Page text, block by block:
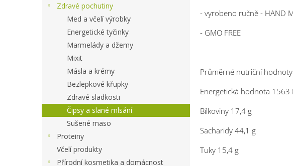
Zdravé pochutiny
Med a včelí výrobky
Energetické tyčinky
Marmelády a džemy
Mixit
Másla a krémy
Bezlepkové křupky
Zdravé sladkosti
Čipsy a slané mlsání
Sušené maso
Proteiny
Včelí produkty
Přírodní kosmetika a domácnost
- vyrobeno ručně - HAND
- GMO FREE
Průměrné nutriční
Energetická hodnota 1563
Bílkoviny 17,4 g
Sacharidy 44,1 g
Tuky 15,4 g